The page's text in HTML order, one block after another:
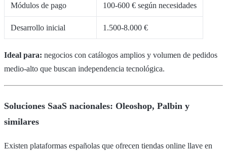
Módulos de pago 100-600 € según necesidades
Desarrollo inicial 1.500-8.000 €
Ideal para: negocios con catálogos amplios y volumen de pedidos
medio-alto que buscan independencia tecnológica.
Soluciones SaaS nacionales: Oleoshop, Palbin y
similares
Existen plataformas españolas que ofrecen tiendas online llave en